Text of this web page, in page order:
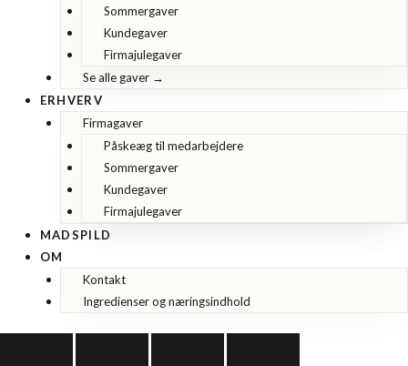
Sommergaver
Kundegaver
Firmajulegaver
Se alle gaver →
ERHVERV
Firmagaver
Påskeæg til medarbejdere
Sommergaver
Kundegaver
Firmajulegaver
MADSPILD
OM
Kontakt
Ingredienser og næringsindhold